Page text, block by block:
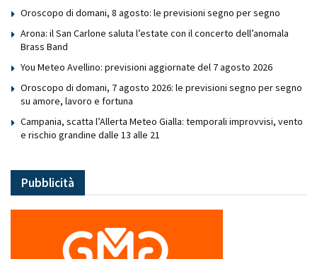
Oroscopo di domani, 8 agosto: le previsioni segno per segno
Arona: il San Carlone saluta l’estate con il concerto dell’anomala
Brass Band
You Meteo Avellino: previsioni aggiornate del 7 agosto 2026
Oroscopo di domani, 7 agosto 2026: le previsioni segno per segno
su amore, lavoro e fortuna
Campania, scatta l’Allerta Meteo Gialla: temporali improvvisi, vento
e rischio grandine dalle 13 alle 21
Pubblicità